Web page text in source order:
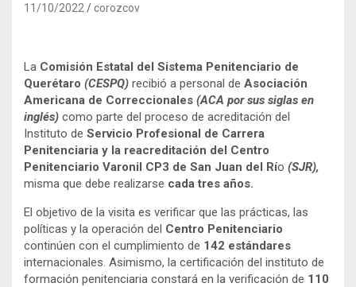
11/10/2022 corozcov
La Comisión Estatal del Sistema Penitenciario de
Querétaro (CESPQ) recibió a personal de Asociación
Americana de Correccionales (ACA por sus siglas en
inglés) como parte del proceso de acreditación del
Instituto de Servicio Profesional de Carrera
Penitenciaria y la reacreditación del Centro
Penitenciario Varonil CP3 de San Juan del Río (SJR),
misma que debe realizarse cada tres años.
El objetivo de la visita es verificar que las prácticas, las
políticas y la operación del Centro Penitenciario
continúen con el cumplimiento de 142 estándares
internacionales. Asimismo, la certificación del instituto de
formación penitenciaria constará en la verificación de 110